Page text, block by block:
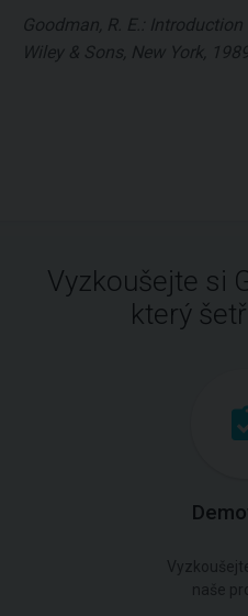
Goodman, R. E.:
Wiley & Sons, New York,
Vyzkoušejte si
který
naše